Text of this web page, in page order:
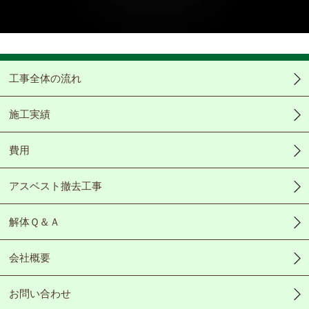
Video
工事全体の流れ
施工実績
費用
アスベスト撤去工事
解体Ｑ＆Ａ
会社概要
お問い合わせ